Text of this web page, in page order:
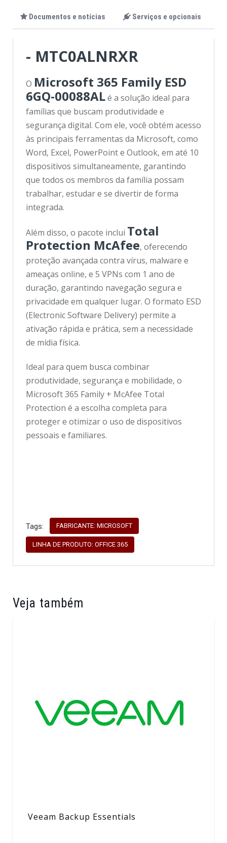
Documentos e notícias Serviços e opcionais
- MTC0ALNRXR
O Microsoft 365 Family ESD
6GQ-00088ALé a solução ideal para
famílias que buscam produtividade e
segurança digital. Com ele, você obtém acesso
às principais ferramentas da Microsoft, como
Word, Excel, PowerPoint e Outlook, em até 10
dispositivos simultaneamente, garantindo
que todos os membros da família possam
trabalhar, estudar e se divertir de forma
integrada.
Além disso, o pacote inclui Total
Protection McAfee, oferecendo
proteção avançada contra vírus, malware e
ameaças online, e 5 VPNs com 1 ano de
duração, garantindo navegação segura e
privacidade em qualquer lugar. O formato ESD
(Electronic Software Delivery) permite a
ativação rápida e prática, sem a necessidade
de mídia física.
Ideal para quem busca combinar
produtividade, segurança e mobilidade, o
Microsoft 365 Family + McAfee Total
Protection é a escolha completa para
proteger e otimizar o uso de dispositivos
pessoais e familiares.
Tags: FABRICANTE: MICROSOFT
LINHA DE PRODUTO: OFFICE 365
Veja também
Veeam Backup Essentials